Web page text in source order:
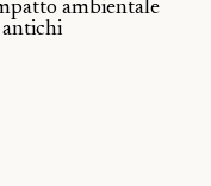
ambientale